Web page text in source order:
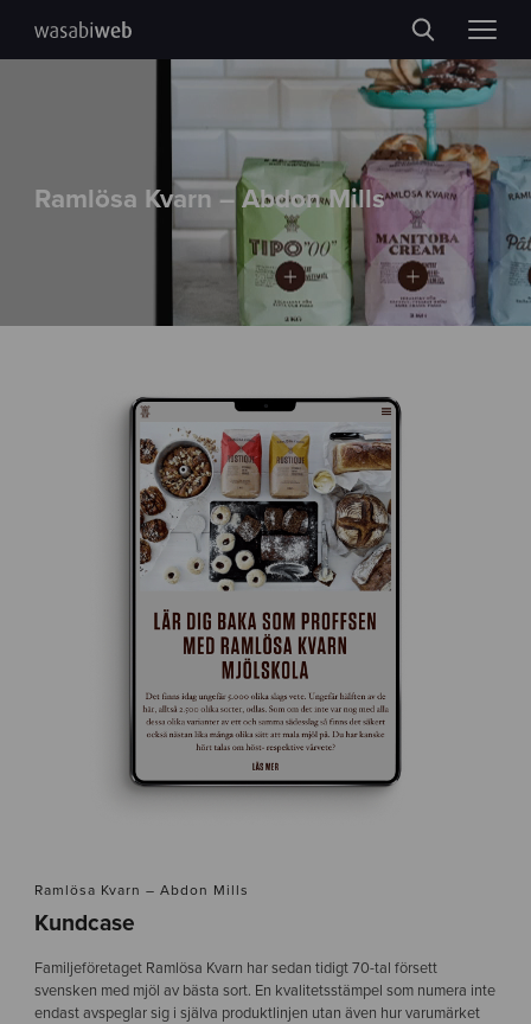
Ramlösa Kvarn – Abdon Mills
Ramlösa Kvarn – Abdon Mills
Kundcase
Familjeföretaget Ramlösa Kvarn har sedan tidigt 70-tal försett
svensken med mjöl av bästa sort. En kvalitetsstämpel som numera inte
endast avspeglar sig i själva produktlinjen utan även hur varumärket